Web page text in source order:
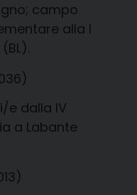
campo
alla I
e dalla IV
a Labante